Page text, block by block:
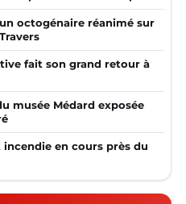
octogénaire réanimé sur
fait son grand retour à
musée Médard exposée
incendie en cours près du